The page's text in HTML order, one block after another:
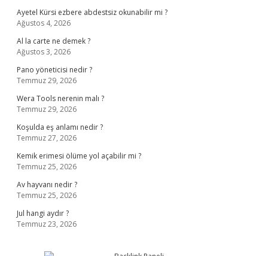
Ayetel Kürsi ezbere abdestsiz okunabilir mi ?
Ağustos 4, 2026
Al la carte ne demek ?
Ağustos 3, 2026
Pano yöneticisi nedir ?
Temmuz 29, 2026
Wera Tools nerenin malı ?
Temmuz 29, 2026
Koşulda eş anlamı nedir ?
Temmuz 27, 2026
Kemik erimesi ölüme yol açabilir mi ?
Temmuz 25, 2026
Av hayvanı nedir ?
Temmuz 25, 2026
Jul hangi aydır ?
Temmuz 23, 2026